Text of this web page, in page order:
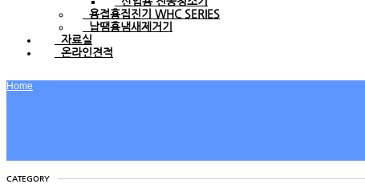
용접흄집진기 WHC SERIES
납땜흄냄새제거기
자료실
온라인견적
Home
CATEGORY